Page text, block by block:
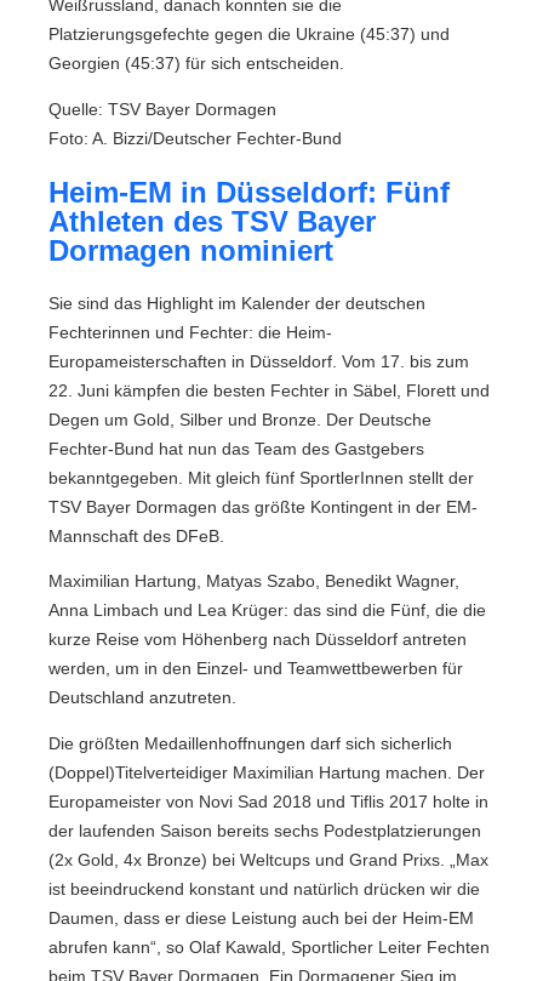
Weißrussland, danach konnten sie die
Platzierungsgefechte gegen die Ukraine (45:37) und
Georgien (45:37) für sich entscheiden.
Quelle: TSV Bayer Dormagen
Foto: A. Bizzi/Deutscher Fechter-Bund
Heim-EM in Düsseldorf: Fünf
Athleten des TSV Bayer
Dormagen nominiert
Sie sind das Highlight im Kalender der deutschen
Fechterinnen und Fechter: die Heim-
Europameisterschaften in Düsseldorf. Vom 17. bis zum
22. Juni kämpfen die besten Fechter in Säbel, Florett und
Degen um Gold, Silber und Bronze. Der Deutsche
Fechter-Bund hat nun das Team des Gastgebers
bekanntgegeben. Mit gleich fünf SportlerInnen stellt der
TSV Bayer Dormagen das größte Kontingent in der EM-
Mannschaft des DFeB.
Maximilian Hartung, Matyas Szabo, Benedikt Wagner,
Anna Limbach und Lea Krüger: das sind die Fünf, die die
kurze Reise vom Höhenberg nach Düsseldorf antreten
werden, um in den Einzel- und Teamwettbewerben für
Deutschland anzutreten.
Die größten Medaillenhoffnungen darf sich sicherlich
(Doppel)Titelverteidiger Maximilian Hartung machen. Der
Europameister von Novi Sad 2018 und Tiflis 2017 holte in
der laufenden Saison bereits sechs Podestplatzierungen
(2x Gold, 4x Bronze) bei Weltcups und Grand Prixs. „Max
ist beeindruckend konstant und natürlich drücken wir die
Daumen, dass er diese Leistung auch bei der Heim-EM
abrufen kann“, so Olaf Kawald, Sportlicher Leiter Fechten
beim TSV Bayer Dormagen. Ein Dormagener Sieg im